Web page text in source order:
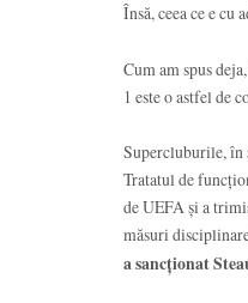
Însă, ceea ce e
Cum am spus
1 este o astfel de
Supercluburile, în
Tratatul de
de UEFA și a
măsuri
a sancționat